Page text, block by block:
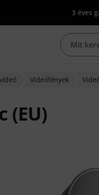
3 éves
Videófények
(EU)
1 értékelés alapján